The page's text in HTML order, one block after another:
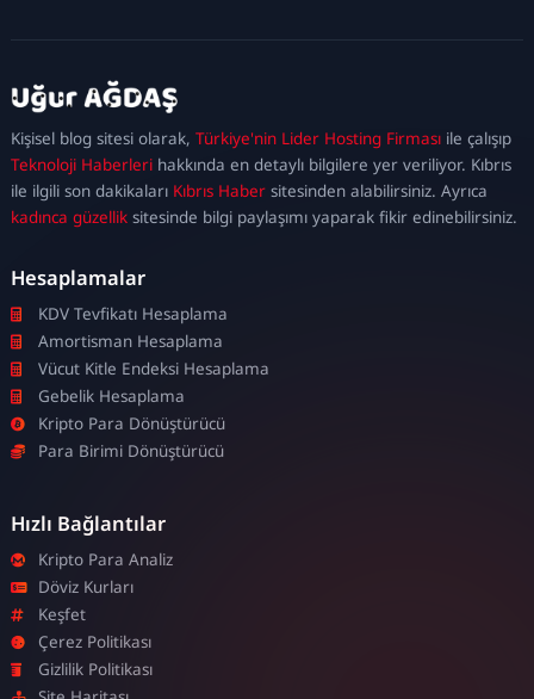
Kişisel blog sitesi olarak,Türkiye'nin Lider Hosting Firması ile çalışıp
Teknoloji Haberleri hakkında en detaylı bilgilere yer veriliyor. Kıbrıs
ile ilgili son dakikaları Kıbrıs Haber sitesinden alabilirsiniz. Ayrıca
kadınca güzellik sitesinde bilgi paylaşımı yaparak fikir edinebilirsiniz.
kadıköy
escortmaltepe
escortataşehir
escortümraniye
escort
Hesaplamalar
KDV Tevfikatı Hesaplama
Amortisman Hesaplama
Vücut Kitle Endeksi Hesaplama
Gebelik Hesaplama
Kripto Para Dönüştürücü
Para Birimi Dönüştürücü
Hızlı Bağlantılar
Kripto Para Analiz
Döviz Kurları
Keşfet
Çerez Politikası
Gizlilik Politikası